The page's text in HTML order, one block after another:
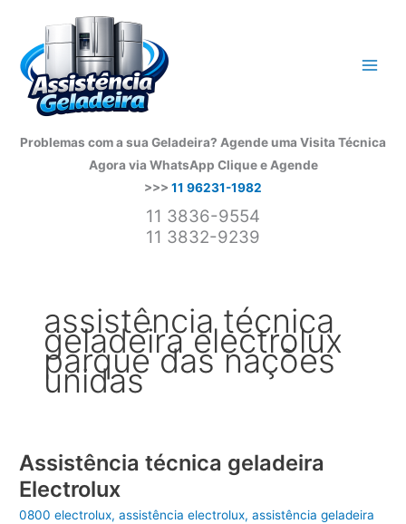
conteúdo
Problemas com a sua Geladeira? Agende uma Visita Técnica
Agora via WhatsApp Clique e Agende
>>> 11 96231-1982
11 3836-9554
11 3832-9239
assistência técnica
geladeira electrolux
parque das nações
unidas
Assistência técnica geladeira
Electrolux
0800 electrolux,assistência electrolux,assistência geladeira